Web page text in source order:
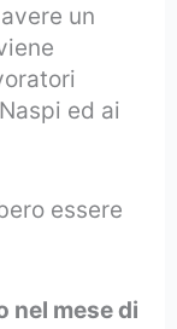
un
ed ai
essere
nel mese di